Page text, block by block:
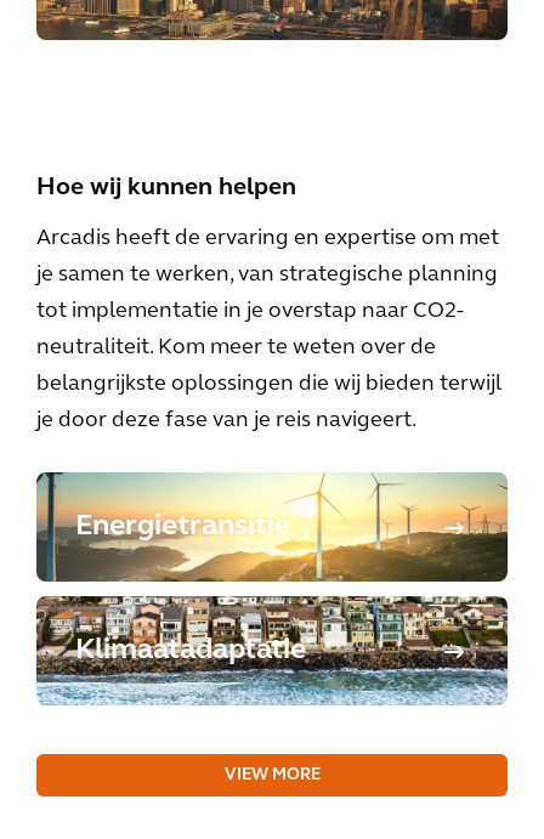
Hoe wij kunnen helpen
Arcadis heeft de ervaring en expertise om met
je samen te werken, van strategische planning
tot implementatie in je overstap naar CO2-
neutraliteit. Kom meer te weten over de
belangrijkste oplossingen die wij bieden terwijl
je door deze fase van je reis navigeert.
Energietransitie
Klimaatadaptatie
VIEW MORE